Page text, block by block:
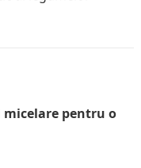
micelare pentru o